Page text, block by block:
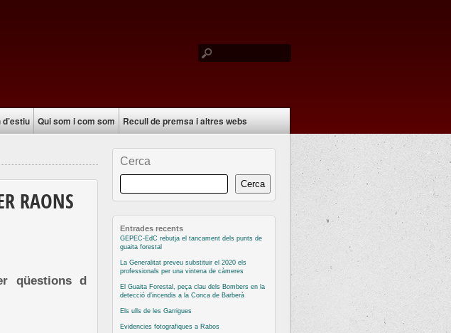
Qui som i com som Recull de premsa i altres webs
RAONS
qüestions d
Cerca
Cerca
Entrades recents
GEPEC-EdC rebutja el tancament dels punts de
guaita forestal
La Generalitat preveu substituir el 2020 els
professionals per una vintena de càmeres
El Guaita Forestal, peça clau dels Bombers en la
detecció d’incendis a la Conca de Barberà
Els ulls de les Garrigues
Evidencies fotografiques a Rabos